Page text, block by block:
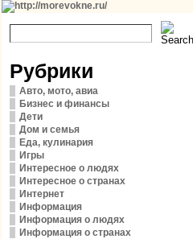
Рубрики
Авто, мото, авиа
Бизнес и финансы
Дети
Дом и семья
Еда, кулинария
Игры
Интересное о людях
Интересное о странах
Интернет
Информация
Информация о людях
Информация о странах